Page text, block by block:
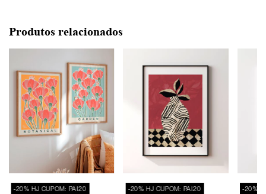
Produtos relacionados
-20% HJ CUPOM: PAI20 -20% HJ CUPOM: PAI20 -20%